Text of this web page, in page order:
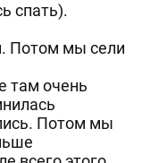
спать).
Потом мы сели
там очень
Потом мы